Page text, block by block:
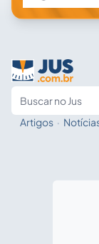
Artigos ·